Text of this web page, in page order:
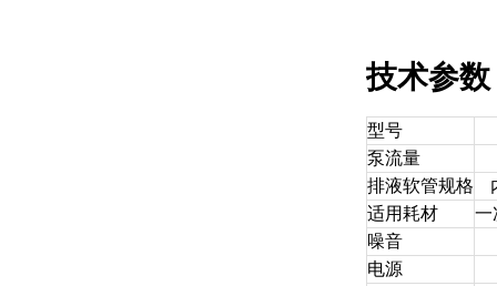
技术参数
型号
泵流量
排液软管规格
适用耗材
一
噪音
电源